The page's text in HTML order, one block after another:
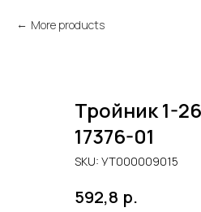
More products
Тройник 1-
17376-01
SKU: УТ000009015
592,8 р.